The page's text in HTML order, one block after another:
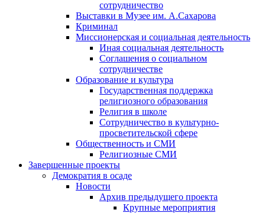
сотрудничество
Выставки в Музее им. А.Сахарова
Криминал
Миссионерская и социальная деятельность
Иная социальная деятельность
Соглашения о социальном
сотрудничестве
Образование и культура
Государственная поддержка
религиозного образования
Религия в школе
Сотрудничество в культурно-
просветительской сфере
Общественность и СМИ
Религиозные СМИ
Завершенные проекты
Демократия в осаде
Новости
Архив предыдущего проекта
Крупные мероприятия